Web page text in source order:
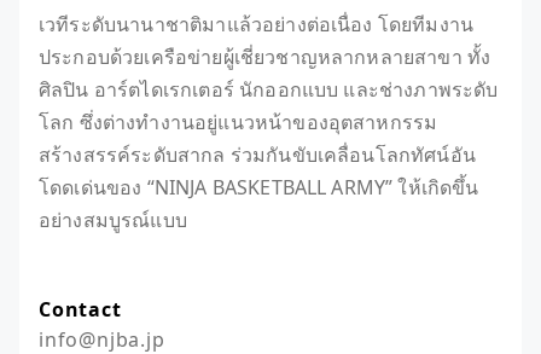
เวทีระดับนานาชาติมาแล้วอย่างต่อเนื่อง โดยทีมงาน
ประกอบด้วยเครือข่ายผู้เชี่ยวชาญหลากหลายสาขา ทั้ง
ศิลปิน อาร์ตไดเรกเตอร์ นักออกแบบ และช่างภาพระดับ
โลก ซึ่งต่างทำงานอยู่แนวหน้าของอุตสาหกรรม
สร้างสรรค์ระดับสากล ร่วมกันขับเคลื่อนโลกทัศน์อัน
โดดเด่นของ “NINJA BASKETBALL ARMY” ให้เกิดขึ้น
อย่างสมบูรณ์แบบ
Contact
info@njba.jp